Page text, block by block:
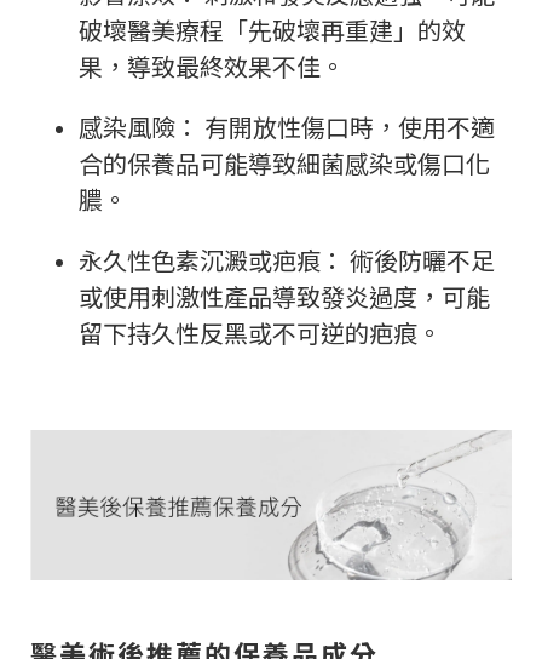
破壞醫美療程「先破壞再重建」的效
果，導致最終效果不佳。
感染風險： 有開放性傷口時，使用不適
合的保養品可能導致細菌感染或傷口化
膿。
永久性色素沉澱或疤痕： 術後防曬不足
或使用刺激性產品導致發炎過度，可能
留下持久性反黑或不可逆的疤痕。